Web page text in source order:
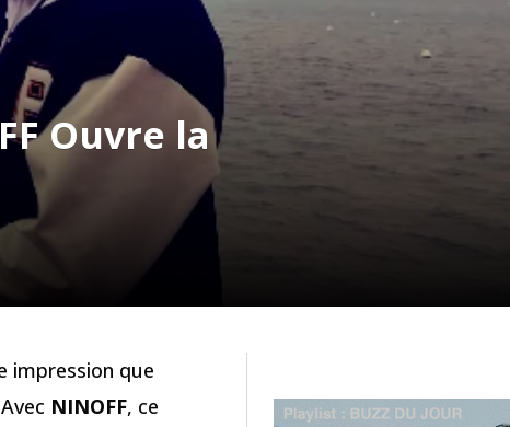
Ouvre la
impression que
NINOFF, ce